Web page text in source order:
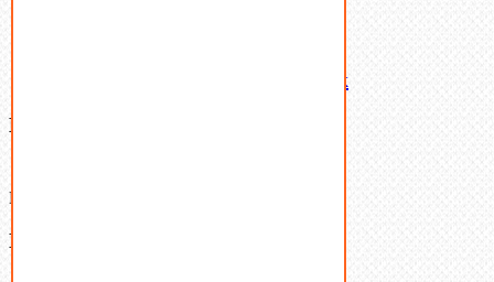
Латунный и бронзовый крепеж
Ваша корзина
В корзине нет товаров.
Поиск